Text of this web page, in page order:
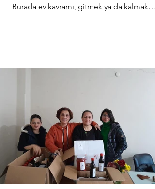
Burada ev kavramı, gitmek ya da kalmak